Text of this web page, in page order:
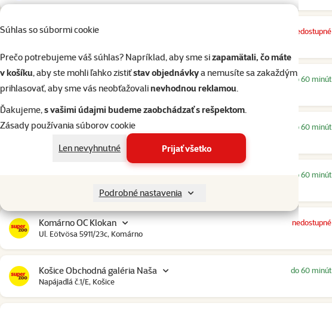
Súhlas so súbormi cookie
Prečo potrebujeme váš súhlas? Napríklad, aby sme sizapamätali, čo máte
v košíku, aby ste mohli ľahko zistiťstav objednávkya nemusíte sa zakaždým
prihlasovať, aby sme vás neobťažovalinevhodnou reklamou.
Ďakujeme,s vašimi údajmi budeme zaobchádzať s rešpektom.
Zásady používania súborov cookie
Len nevyhnutné
Prijať všetko
Podrobné nastavenia
Humenné nedostupné
Chorvátsky Grob OC Klokan
Obchodná ulica 4849/4D, Chorvátsky Grob
do 60 minút
Ilava OC Idea do 60 minút
do 60 minút
Komárno OC Klokan
Ul. Eötvösa 5911/23c, Komárno
nedostupné
Košice Obchodná galéria Naša
Napájadlá č.1/E, Košice
do 60 minút